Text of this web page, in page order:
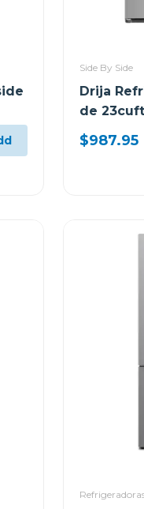
Side By Side
Drija
de
$987.95